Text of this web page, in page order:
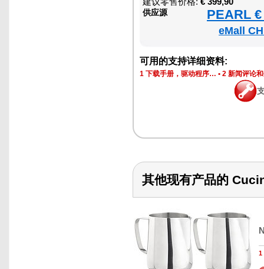
供应源 PEARL
eMall
可用的支持详细资料:
1 下载手册，驱动程序… • 2 新闻评论
其他现有产品的
1